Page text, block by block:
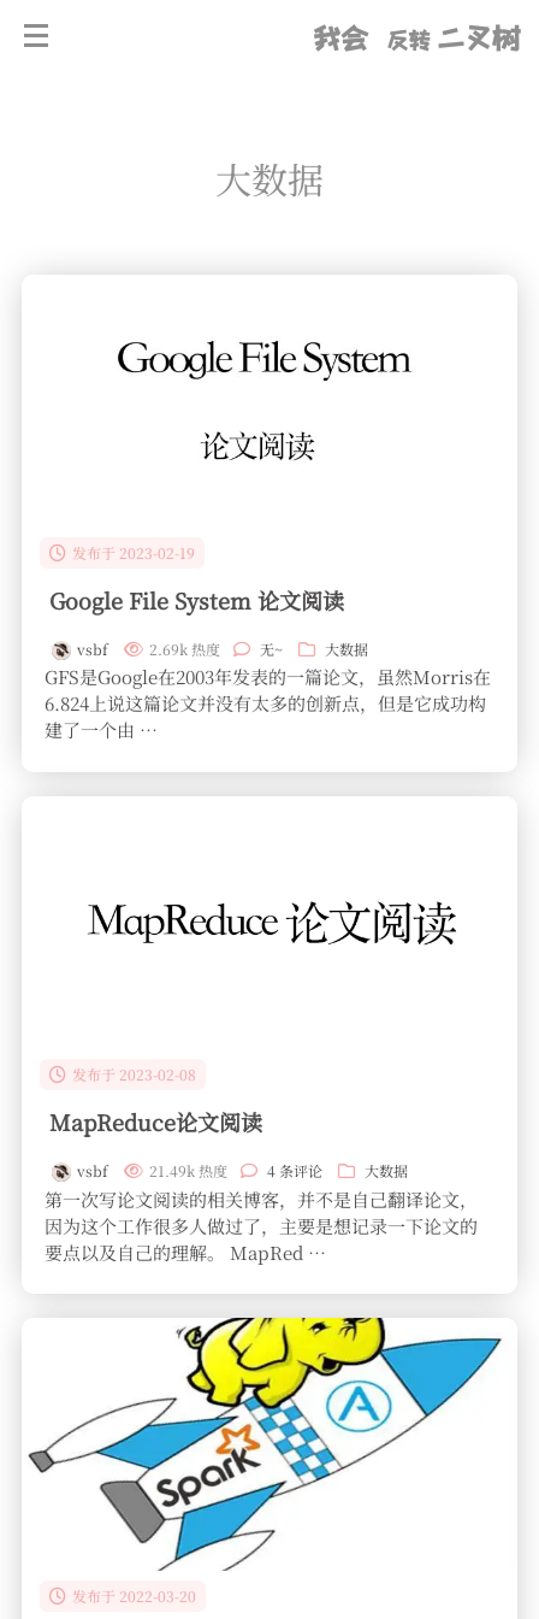
我会 反转 二叉树
大数据
发布于 2023-02-19
Google File System 论文阅读
vsbf 2.69k 热度 无~ 大数据
GFS是Google在2003年发表的一篇论文，虽然Morris在
6.824上说这篇论文并没有太多的创新点，但是它成功构
建了一个由 …
发布于 2023-02-08
MapReduce论文阅读
vsbf 21.49k 热度 4 条评论 大数据
第一次写论文阅读的相关博客，并不是自己翻译论文，
因为这个工作很多人做过了，主要是想记录一下论文的
要点以及自己的理解。 MapRed …
发布于 2022-03-20